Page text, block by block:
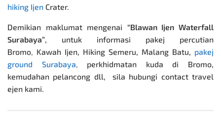
hiking Ijen Crater.
Demikian maklumat mengenai “Blawan Ijen Waterfall
Surabaya”, untuk informasi
pakej percutian
Bromo, Kawah Ijen, Hiking Semeru, Malang Batu, pakej
ground Surabaya, perkhidmatan kuda di Bromo,
kemudahan pelancong dll, sila hubungi contact travel
ejen kami.